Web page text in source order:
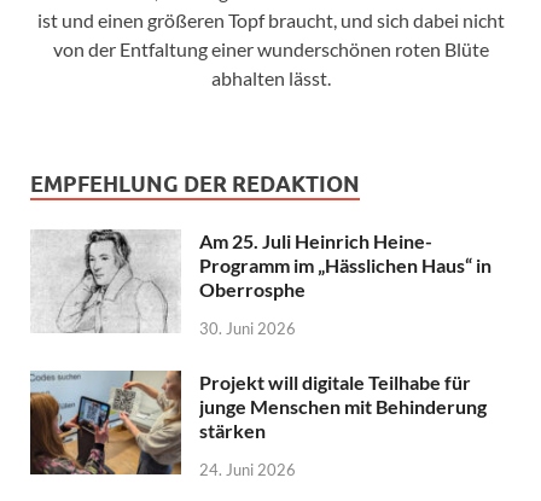
ist und einen größeren Topf braucht, und sich dabei nicht
von der Entfaltung einer wunderschönen roten Blüte
abhalten lässt.
EMPFEHLUNG DER REDAKTION
Am 25. Juli Heinrich Heine-
Programm im „Hässlichen Haus“ in
Oberrosphe
30. Juni 2026
Projekt will digitale Teilhabe für
junge Menschen mit Behinderung
stärken
24. Juni 2026